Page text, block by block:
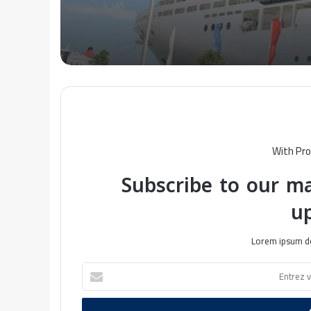
With
Subscribe to our
Lorem ipsum
E
t